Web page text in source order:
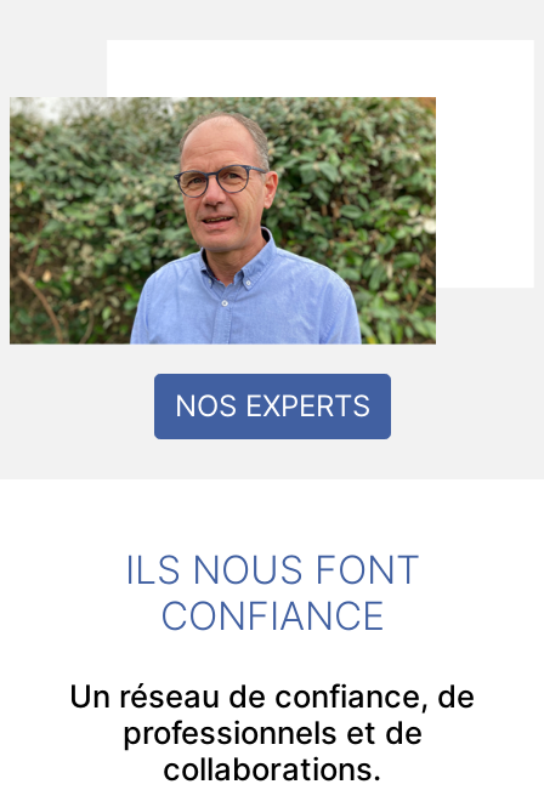
NOS EXPERTS
ILS NOUS FONT
CONFIANCE
Un réseau de confiance, de
professionnels et de
collaborations.